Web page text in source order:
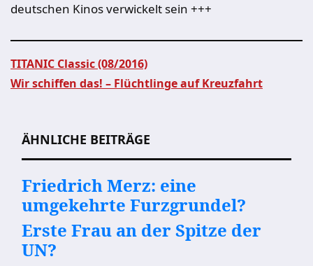
deutschen Kinos verwickelt sein +++
TITANIC Classic (08/2016)
Wir schiffen das! – Flüchtlinge auf Kreuzfahrt
ÄHNLICHE BEITRÄGE
Friedrich Merz: eine
umgekehrte Furzgrundel?
Erste Frau an der Spitze der
UN?